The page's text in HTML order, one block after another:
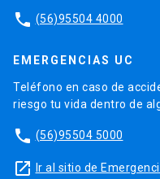
phone (56)95504 4000
EMERGENCIAS UC
Teléfono en caso de
riesgo tu vida dentro de
phone (56)95504 5000
launch Ir al sitio de